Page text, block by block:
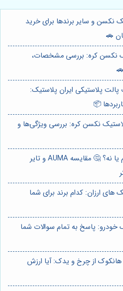
نکسن و سایر برندها برای خرید
🚗
نکسن کره: بررسی مشخصات،
پالت پلاستیکی ایران پلاستیک:
📦
نکسن کره: بررسی ویژگی‌ها و
⭐️ لاستیک نکسن بخریم یا نه؟ 🤔 مقایسه AUMA و تایر
های ارزان: کدام برند برای شما
خودرو: پاسخ به تمام سوالات شما
از چرخ و یدک: آیا ارزش